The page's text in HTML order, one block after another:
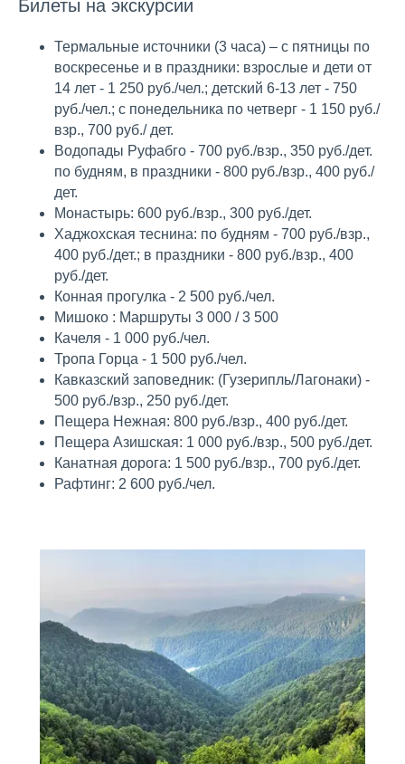
Билеты на экскурсии
Термальные источники (3 часа) – с пятницы по
воскресенье и в праздники: взрослые и дети от
14 лет - 1 250 руб./чел.; детский 6-13 лет - 750
руб./чел.; с понедельника по четверг - 1 150 руб./
взр., 700 руб./ дет.
Водопады Руфабго - 700 руб./взр., 350 руб./дет.
по будням, в праздники - 800 руб./взр., 400 руб./
дет.
Монастырь: 600 руб./взр., 300 руб./дет.
Хаджохская теснина: по будням - 700 руб./взр.,
400 руб./дет.; в праздники - 800 руб./взр., 400
руб./дет.
Конная прогулка - 2 500 руб./чел.
Мишоко : Маршруты 3 000 / 3 500
Качеля - 1 000 руб./чел.
Тропа Горца - 1 500 руб./чел.
Кавказский заповедник: (Гузерипль/Лагонаки) -
500 руб./взр., 250 руб./дет.
Пещера Нежная: 800 руб./взр., 400 руб./дет.
Пещера Азишская: 1 000 руб./взр., 500 руб./дет.
Канатная дорога: 1 500 руб./взр., 700 руб./дет.
Рафтинг: 2 600 руб./чел.
ХОТИТЕ
ПОЛУЧАТЬ
НОВОСТИ
О ГОРЯЩИХ
ТУРАХ ПО РОССИИ
ПЕРВЫМИ?
У нас много горящих туров, акций
и интересных предложений.
Подпишитесь на рассылки в любом
из мессенджеров и узнавайте о них
первыми!
ПОДПИСАТЬСЯ В МАХ
ПОДПИСАТЬСЯ В ТГ
ПОДПИСАТЬСЯ В ВК